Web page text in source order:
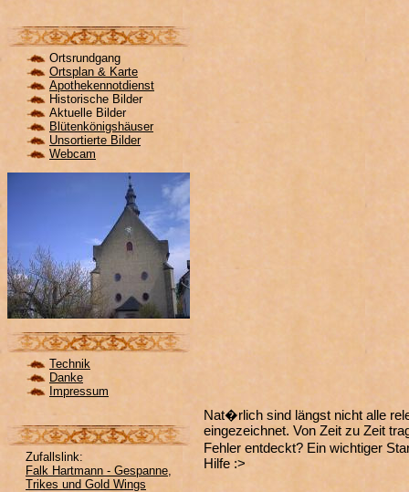
Ortsrundgang
Ortsplan & Karte
Apothekennotdienst
Historische Bilder
Aktuelle Bilder
Blütenkönigshäuser
Unsortierte Bilder
Webcam
Technik
Danke
Impressum
Zufallslink:
Falk Hartmann - Gespanne,
Trikes und Gold Wings
Nat�rlich sind längst nicht alle
eingezeichnet. Von Zeit zu Zeit
Fehler entdeckt? Ein wichtiger
Hilfe :>